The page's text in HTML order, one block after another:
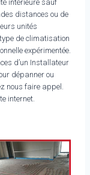
intérieure sauf
distances ou de
unités
de climatisation
expérimentée.
d’un Installateur
dépanner ou
nous faire appel.
internet.